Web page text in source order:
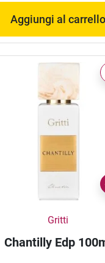
Aggiungi al carrello
Gritti
Chantilly Edp